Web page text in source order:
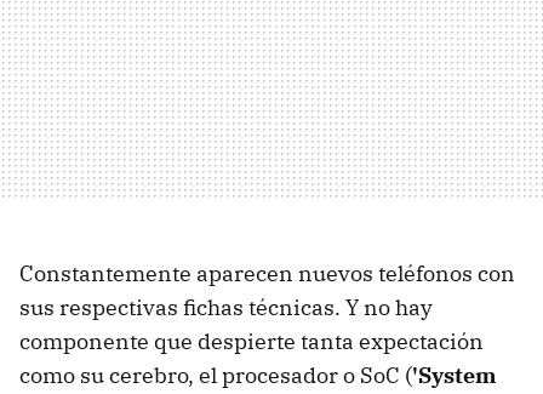
Constantemente aparecen nuevos teléfonos con
sus respectivas fichas técnicas. Y no hay
componente que despierte tanta expectación
como su cerebro, el procesador o SoC ('System